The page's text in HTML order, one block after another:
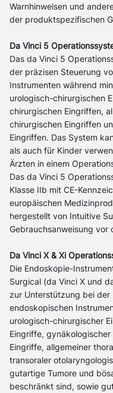
Warnhinweisen und
der produktspezifischen
Da Vinci 5
Das da Vinci 5
der präzisen Steuerung
Instrumenten während
urologisch-chirurgischen
chirurgischen Eingriffen,
chirurgischen Eingriffen
Eingriffen. Das System
als auch für Kinder
Ärzten in einem
Das da Vinci 5
Klasse IIb mit CE-
europäischen
hergestellt von Intuitive
Gebrauchsanweisung vor
Da Vinci X & Xi
Die Endoskopie-
Surgical (da Vinci X und
zur Unterstützung bei
endoskopischen
urologisch-chirurgischer
Eingriffe,
Eingriffe, allgemeiner
transoraler
gutartige Tumore und
beschränkt sind, sowie